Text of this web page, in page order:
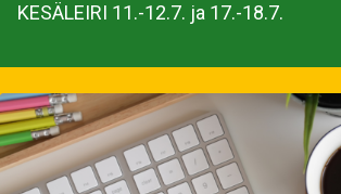
KESÄLEIRI 11.-12.7. ja 17.-18.7.